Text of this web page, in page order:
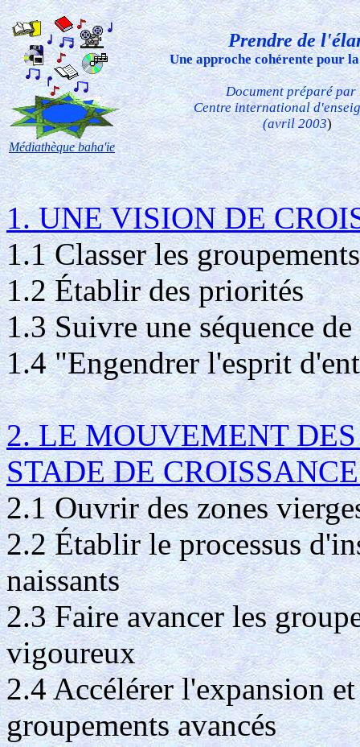
Médiathèque baha'ie
Prendre de
Une approche cohérente pour
Document préparé par
Centre international
(avril 2003)
1. UNE VISION DE
1.1 Classer les
1.2 Établir des priorités
1.3 Suivre une séquence
1.4 "Engendrer l'esprit
2. LE MOUVEMENT
STADE DE
2.1 Ouvrir des zones
2.2 Établir le processus
naissants
2.3 Faire avancer les
vigoureux
2.4 Accélérer l'expansion
groupements avancés